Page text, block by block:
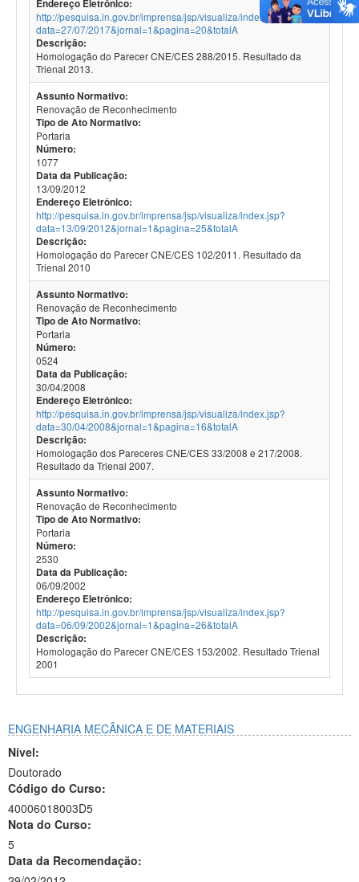
Endereço Eletrônico:
http://pesquisa.in.gov.br/imprensa/jsp/visualiza/index.jsp?
data=27/07/2017&jornal=1&pagina=20&totalA
Descrição:
Homologação do Parecer CNE/CES 288/2015. Resultado da
Trienal 2013.
Assunto Normativo:
Renovação de Reconhecimento
Tipo de Ato Normativo:
Portaria
Número:
1077
Data da Publicação:
13/09/2012
Endereço Eletrônico:
http://pesquisa.in.gov.br/imprensa/jsp/visualiza/index.jsp?
data=13/09/2012&jornal=1&pagina=25&totalA
Descrição:
Homologação do Parecer CNE/CES 102/2011. Resultado da
Trienal 2010
Assunto Normativo:
Renovação de Reconhecimento
Tipo de Ato Normativo:
Portaria
Número:
0524
Data da Publicação:
30/04/2008
Endereço Eletrônico:
http://pesquisa.in.gov.br/imprensa/jsp/visualiza/index.jsp?
data=30/04/2008&jornal=1&pagina=16&totalA
Descrição:
Homologação dos Pareceres CNE/CES 33/2008 e 217/2008.
Resultado da Trienal 2007.
Assunto Normativo:
Renovação de Reconhecimento
Tipo de Ato Normativo:
Portaria
Número:
2530
Data da Publicação:
06/09/2002
Endereço Eletrônico:
http://pesquisa.in.gov.br/imprensa/jsp/visualiza/index.jsp?
data=06/09/2002&jornal=1&pagina=26&totalA
Descrição:
Homologação do Parecer CNE/CES 153/2002. Resultado Trienal
2001
ENGENHARIA MECÂNICA E DE MATERIAIS
Nível:
Doutorado
Código do Curso:
40006018003D5
Nota do Curso:
5
Data da Recomendação: